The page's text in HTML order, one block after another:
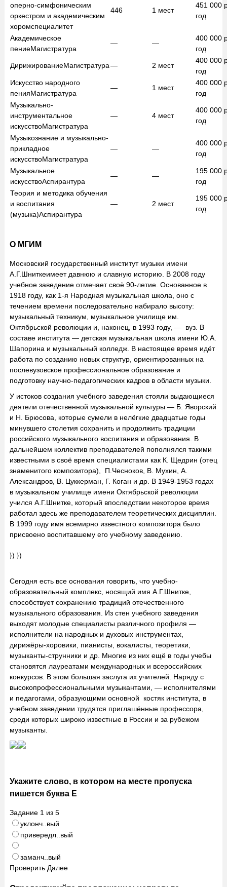
оперно-симфоническим
оркестром и академическим
хоромспециалитет
446 1 мест
451 000
год
Академическое
пениеМагистратура
— —
400 000
год
ДирижированиеМагистратура— 2 мест
400 000
год
Искусство народного
пенияМагистратура
— 1 мест
400 000
год
Музыкально-
инструментальное
искусствоМагистратура
— 4 мест
400 000
год
Музыкознание и музыкально-
прикладное
искусствоМагистратура
— —
400 000
год
Музыкальное
искусствоАспирантура
— —
195 000
год
Теория и методика обучения
и воспитания
(музыка)Аспирантура
— 2 мест
195 000
год
О МГИМ
Московский государственный институт музыки имени
А.Г.Шниткеимеет давнюю и славную историю. В 2008 году
учебное заведение отмечает своё 90-летие. Основанное в
1918 году, как 1-я Народная музыкальная школа, оно с
течением времени последовательно набирало высоту:
музыкальный техникум, музыкальное училище им.
Октябрьской революции и, наконец, в 1993 году, — вуз. В
составе института — детская музыкальная школа имени Ю.А.
Шапорина и музыкальный колледж. В настоящее время идёт
работа по созданию новых структур, ориентированных на
послевузовское профессиональное образование и
подготовку научно-педагогических кадров в области музыки.
У истоков создания учебного заведения стояли выдающиеся
деятели отечественной музыкальной культуры — Б. Яворский
и Н. Брюсова, которые сумели в нелёгкие двадцатые годы
минувшего столетия сохранить и продолжить традиции
российского музыкального воспитания и образования. В
дальнейшем коллектив преподавателей пополнялся такими
известными в своё время специалистами как К. Щедрин (отец
знаменитого композитора), П.Чесноков, В. Мухин, А.
Александров, В. Цуккерман, Г. Коган и др. В 1949-1953 годах
в музыкальном училище имени Октябрьской революции
учился А.Г.Шнитке, который впоследствии некоторое время
работал здесь же преподавателем теоретических дисциплин.
В 1999 году имя всемирно известного композитора было
присвоено воспитавшему его учебному заведению.
}) })
Сегодня есть все основания говорить, что учебно-
образовательный комплекс, носящий имя А.Г.Шнитке,
способствует сохранению традиций отечественного
музыкального образования. Из стен учебного заведения
выходят молодые специалисты различного профиля —
исполнители на народных и духовых инструментах,
дирижёры-хоровики, пианисты, вокалисты, теоретики,
музыканты-струнники и др. Многие из них ещё в годы учебы
становятся лауреатами международных и всероссийских
конкурсов. В этом большая заслуга их учителей. Наряду с
высокопрофессиональными музыкантами, — исполнителями
и педагогами, образующими основной костяк института, в
учебном заведении трудятся приглашённые профессора,
среди которых широко известные в России и за рубежом
музыканты.
Укажите слово, в котором на месте пропуска
пишется буква Е
Задание 1из 5
уклонч..вый
привередл..вый
заманч..вый
Проверить Далее